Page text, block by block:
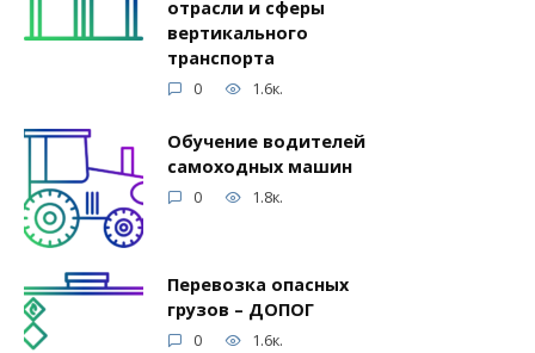
отрасли и сферы
вертикального
транспорта
0 1.6к.
Обучение водителей
самоходных машин
0 1.8к.
Перевозка опасных
грузов – ДОПОГ
0 1.6к.